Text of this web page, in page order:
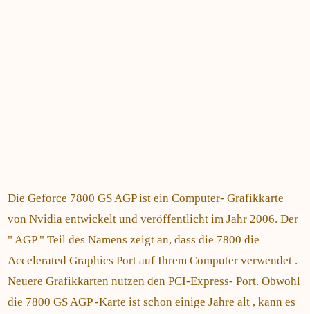
Die Geforce 7800 GS AGP ist ein Computer- Grafikkarte
von Nvidia entwickelt und veröffentlicht im Jahr 2006. Der
" AGP " Teil des Namens zeigt an, dass die 7800 die
Accelerated Graphics Port auf Ihrem Computer verwendet .
Neuere Grafikkarten nutzen den PCI-Express- Port. Obwohl
die 7800 GS AGP -Karte ist schon einige Jahre alt , kann es